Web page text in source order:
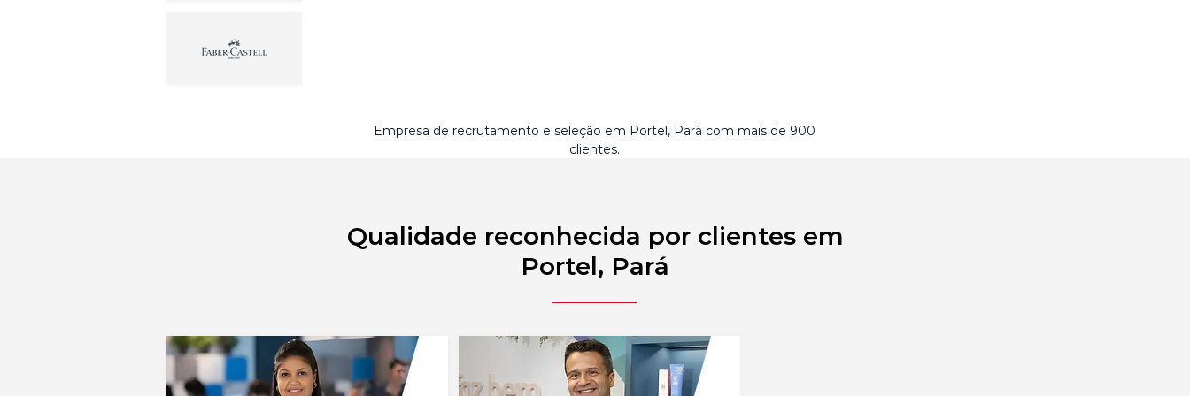
Empresa de recrutamento e seleção em Portel, Pará com mais de 900
clientes.
Qualidade reconhecida por clientes em
Portel, Pará